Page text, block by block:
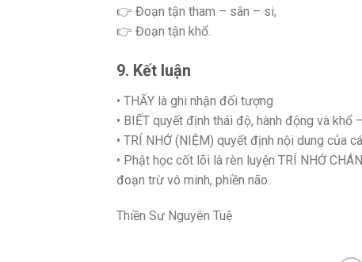
👉 Đoạn tận tham – sân – si,
👉 Đoạn tận khổ.
9. Kết luận
• THẤY là ghi nhận đối tượng
• BIẾT quyết định thái độ, hành động và khổ
• TRÍ NHỚ (NIỆM) quyết định nội dung của
• Phật học cốt lõi là rèn luyện TRÍ NHỚ
đoạn trừ vô minh, phiền não.
Thiền Sư Nguyên Tuệ